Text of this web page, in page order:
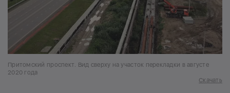
Притомский проспект. Вид сверху на участок перекладки в августе
2020 года
Скачать